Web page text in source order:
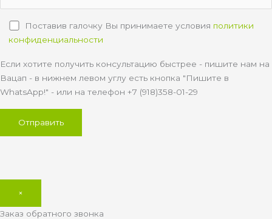
Поставив галочку Вы принимаете условия политики
конфиденциальности
Если хотите получить консультацию быстрее - пишите нам на
Вацап - в нижнем левом углу есть кнопка "Пишите в
WhatsApp!" - или на телефон +7 (918)358-01-29
×
Заказ обратного звонка